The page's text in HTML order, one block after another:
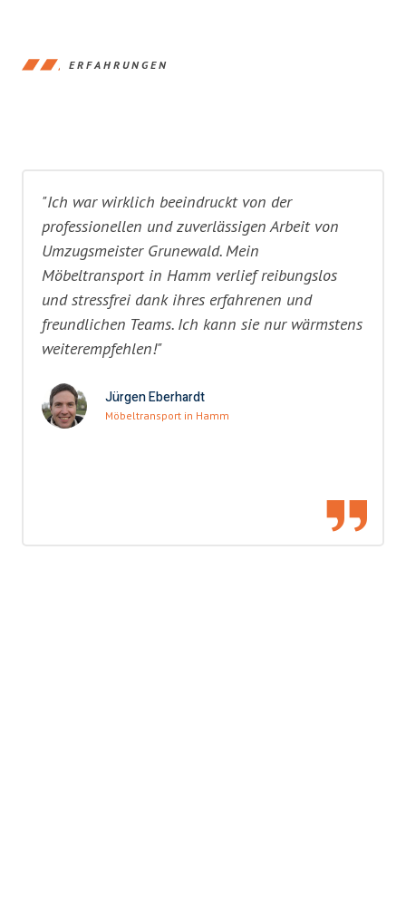
ERFAHRUNGEN
"Ich war wirklich beeindruckt von der
professionellen und zuverlässigen Arbeit von
Umzugsmeister Grunewald. Mein
Möbeltransport in Hamm verlief reibungslos
und stressfrei dank ihres erfahrenen und
freundlichen Teams. Ich kann sie nur wärmstens
weiterempfehlen!"
Jürgen Eberhardt
Möbeltransport in Hamm